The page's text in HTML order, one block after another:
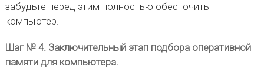
забудьте перед этим полностью обесточить
компьютер.
Шаг № 4. Заключительный этап подбора оперативной
памяти для компьютера.